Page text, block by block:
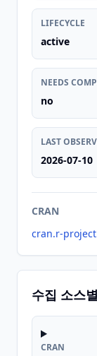
LIFECYCLE
active
NEEDS
no
LAST
2026-07-10
CRAN
cran.r-
수집 소스
CRAN